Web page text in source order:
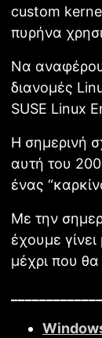
custom
πυρήνα
Να
διανομές
SUSE Linux
Η σημερινή
αυτή του
ένας
Με την
έχουμε
μέχρι που